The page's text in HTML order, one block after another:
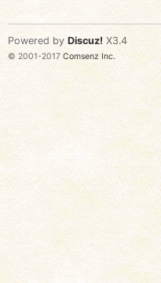
Powered by Discuz! X3.4
© 2001-2017 Comsenz Inc.